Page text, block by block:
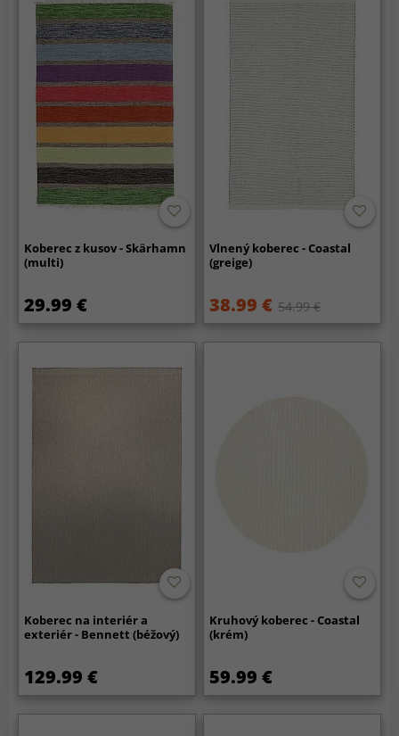
Koberec z kusov - Skärhamn
(multi)
29.99 €
Vlnený koberec - Coastal
(greige)
38.99 € 54.99 €
Koberec na interiér a
exteriér - Bennett (béžový)
129.99 €
Kruhový koberec - Coastal
(krém)
59.99 €